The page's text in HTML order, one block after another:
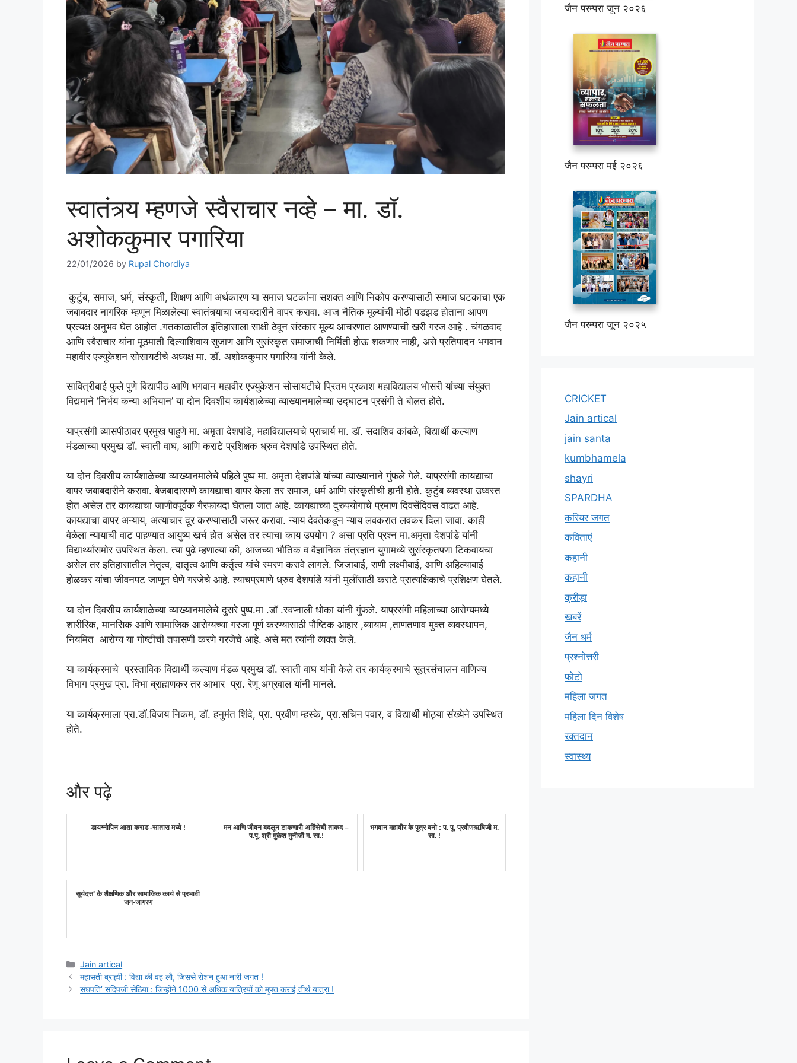
स्वातंत्र्य म्हणजे स्वैराचार नव्हे – मा. डॉ.
अशोककुमार पगारिया
22/01/2026 by Rupal Chordiya
कुटुंब, समाज, धर्म, संस्कृती, शिक्षण आणि अर्थकारण या समाज घटकांना सशक्त आणि निकोप करण्यासाठी समाज घटकाचा एक
जबाबदार नागरिक म्हणून मिळालेल्या स्वातंत्र्याचा जबाबदारीने वापर करावा. आज नैतिक मूल्यांची मोठी पडझड होताना आपण
प्रत्यक्ष अनुभव घेत आहोत .गतकाळातील इतिहासाला साक्षी ठेवून संस्कार मूल्य आचरणात आणण्याची खरी गरज आहे . चंगळवाद
आणि स्वैराचार यांना मूठमाती दिल्याशिवाय सुजाण आणि सुसंस्कृत समाजाची निर्मिती होऊ शकणार नाही, असे प्रतिपादन भगवान
महावीर एज्युकेशन सोसायटीचे अध्यक्ष मा. डॉ. अशोककुमार पगारिया यांनी केले.
सावित्रीबाई फुले पुणे विद्यापीठ आणि भगवान महावीर एज्युकेशन सोसायटीचे प्रितम प्रकाश महाविद्यालय भोसरी यांच्या संयुक्त
विद्यमाने ‘निर्भय कन्या अभियान’ या दोन दिवशीय कार्यशाळेच्या व्याख्यानमालेच्या उद्घाटन प्रसंगी ते बोलत होते.
याप्रसंगी व्यासपीठावर प्रमुख पाहुणे मा. अमृता देशपांडे, महाविद्यालयाचे प्राचार्य मा. डॉ. सदाशिव कांबळे, विद्यार्थी कल्याण
मंडळाच्या प्रमुख डॉ. स्वाती वाघ, आणि कराटे प्रशिक्षक ध्रुव देशपांडे उपस्थित होते.
या दोन दिवसीय कार्यशाळेच्या व्याख्यानमालेचे पहिले पुष्प मा. अमृता देशपांडे यांच्या व्याख्यानाने गुंफले गेले. याप्रसंगी कायद्याचा
वापर जबाबदारीने करावा. बेजबादारपणे कायद्याचा वापर केला तर समाज, धर्म आणि संस्कृतीची हानी होते. कुटुंब व्यवस्था उध्वस्त
होत असेल तर कायद्याचा जाणीवपूर्वक गैरफायदा घेतला जात आहे. कायद्याच्या दुरुपयोगाचे प्रमाण दिवसेंदिवस वाढत आहे.
कायद्याचा वापर अन्याय, अत्याचार दूर करण्यासाठी जरूर करावा. न्याय देवतेकडून न्याय लवकरात लवकर दिला जावा. काही
वेळेला न्यायाची वाट पाहण्यात आयुष्य खर्च होत असेल तर त्याचा काय उपयोग ? असा प्रति प्रश्न मा.अमृता देशपांडे यांनी
विद्यार्थ्यांसमोर उपस्थित केला. त्या पुढे म्हणाल्या की, आजच्या भौतिक व वैज्ञानिक तंत्रज्ञान युगामध्ये सुसंस्कृतपणा टिकवायचा
असेल तर इतिहासातील नेतृत्व, दातृत्व आणि कर्तृत्व यांचे स्मरण करावे लागले. जिजाबाई, राणी लक्ष्मीबाई, आणि अहिल्याबाई
होळकर यांचा जीवनपट जाणून घेणे गरजेचे आहे. त्याचप्रमाणे ध्रुव देशपांडे यांनी मुलींसाठी कराटे प्रात्यक्षिकाचे प्रशिक्षण घेतले.
या दोन दिवसीय कार्यशाळेच्या व्याख्यानमालेचे दुसरे पुष्प.मा .डॉ .स्वप्नाली धोका यांनी गुंफले. याप्रसंगी महिलाच्या आरोग्यमध्ये
शारीरिक, मानसिक आणि सामाजिक आरोग्यच्या गरजा पूर्ण करण्यासाठी पौष्टिक आहार ,व्यायाम ,ताणतणाव मुक्त व्यवस्थापन,
नियमित आरोग्य या गोष्टीची तपासणी करणे गरजेचे आहे. असे मत त्यांनी व्यक्त केले.
या कार्यक्रमाचे प्रस्ताविक विद्यार्थी कल्याण मंडळ प्रमुख डॉ. स्वाती वाघ यांनी केले तर कार्यक्रमाचे सूत्रसंचालन वाणिज्य
विभाग प्रमुख प्रा. विभा ब्राह्मणकर तर आभार प्रा. रेणू अग्रवाल यांनी मानले.
या कार्यक्रमाला प्रा.डॉ.विजय निकम, डॉ. हनुमंत शिंदे, प्रा. प्रवीण म्हस्के, प्रा.सचिन पवार, व विद्यार्थी मोठ्या संख्येने उपस्थित
होते.
और पढ़े
डायग्नोपिन आता कराड -सातारा मध्ये !
मन आणि जीवन बदलून टाकणारी अहिंसेची ताकद –
प.पू. श्री मुकेश मुनीजी म. सा.!
भगवान महावीर के पुत्र बनो : प. पू. प्रवीणऋषिजी म.
सा. !
सूर्यदत्त’ के शैक्षणिक और सामाजिक कार्य से प्रभावी
जन-जागरण
Categories
Jain artical
महासती ब्राह्मी : विद्या की वह लौ, जिससे रोशन हुआ नारी जगत !
संघपति’ संदिपजी सेठिया : जिन्होंने 1000 से अधिक यात्रियों को मुफ्त कराई तीर्थ यात्रा !
जैन परम्परा जून २०२६
जैन परम्परा मई २०२६
जैन परम्परा जून २०२५
CRICKET
Jain artical
jain santa
kumbhamela
shayri
SPARDHA
करियर जगत
कविताएं
कहानी
कहानी
क्रीड़ा
खबरें
जैन धर्म
प्रश्नोत्तरी
फोटो
महिला जगत
महिला दिन विशेष
रक्तदान
स्वास्थ्य